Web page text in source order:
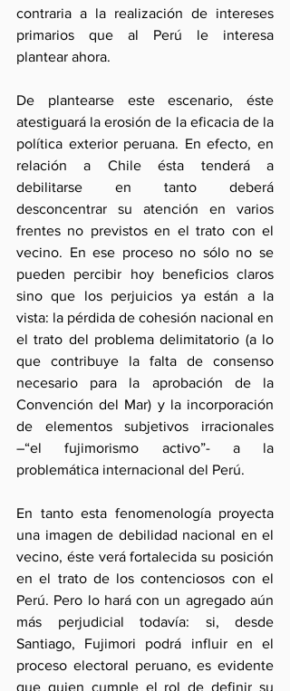
contraria a la realización de intereses
primarios que al Perú le interesa
plantear ahora.
De plantearse este escenario, éste
atestiguará la erosión de la eficacia de la
política exterior peruana. En efecto, en
relación a Chile ésta tenderá a
debilitarse en tanto deberá
desconcentrar su atención en varios
frentes no previstos en el trato con el
vecino. En ese proceso no sólo no se
pueden percibir hoy beneficios claros
sino que los perjuicios ya están a la
vista: la pérdida de cohesión nacional en
el trato del problema delimitatorio (a lo
que contribuye la falta de consenso
necesario para la aprobación de la
Convención del Mar) y la incorporación
de elementos subjetivos irracionales
–“el fujimorismo activo”- a la
problemática internacional del Perú.
En tanto esta fenomenología proyecta
una imagen de debilidad nacional en el
vecino, éste verá fortalecida su posición
en el trato de los contenciosos con el
Perú. Pero lo hará con un agregado aún
más perjudicial todavía: si, desde
Santiago, Fujimori podrá influir en el
proceso electoral peruano, es evidente
que quien cumple el rol de definir su